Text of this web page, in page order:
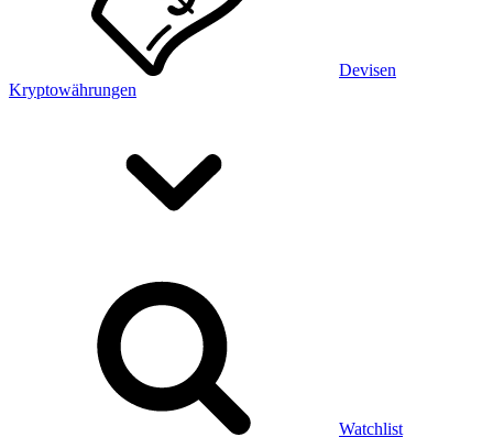
Devisen
Kryptowährungen
Watchlist